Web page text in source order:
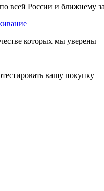
всей России и ближнему
которых мы уверены
вашу покупку